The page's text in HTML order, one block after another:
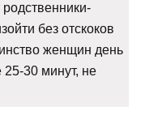
без отскоков
женщин день
30 минут, не